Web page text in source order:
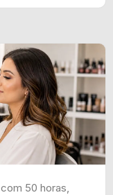
50 horas,